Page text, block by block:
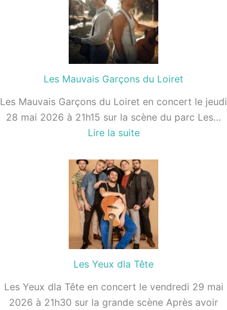
Tropical
Orchestra
Les Mauvais Garçons du Loiret
Les Mauvais Garçons du Loiret en concert le jeudi
28 mai 2026 à 21h15 sur la scène du parc Les…
Lire la suite:
Mauvais
Garçons
du
Loiret
Les Yeux dla Tête
Les Yeux dla Tête en concert le vendredi 29 mai
2026 à 21h30 sur la grande scène Après avoir